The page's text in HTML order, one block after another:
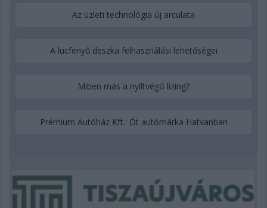
Az üzleti technológia új arculata
A lucfenyő deszka felhasználási lehetőségei
Miben más a nyíltvégű lízing?
Prémium Autóház Kft.: Öt autómárka Hatvanban